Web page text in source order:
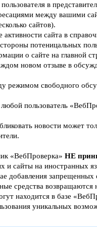
в
между вашими
сайтов).
сайта в
потеницальных
о сайте на главной
новом отзыве в
режимом свободного
пользователь
новости может
«ВебПроверка» НЕ
и сайты на иностранных
добавления запрещенных
средства возвращаются
находится в базе
уникальных